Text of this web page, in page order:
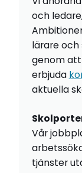
och
lärare och
genom att
erbjuda
aktuella
Vår
tjänster